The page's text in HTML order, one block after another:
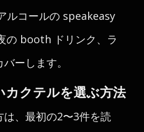
コールの speakeasy
の booth ドリンク、ラ
ーします。
カクテルを選ぶ方法
は、最初の2〜3件を読